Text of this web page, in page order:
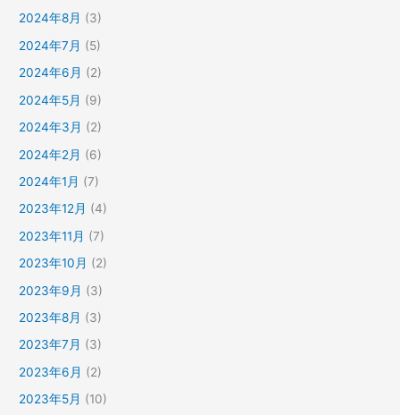
2024年8月 (3)
2024年7月 (5)
2024年6月 (2)
2024年5月 (9)
2024年3月 (2)
2024年2月 (6)
2024年1月 (7)
2023年12月 (4)
2023年11月 (7)
2023年10月 (2)
2023年9月 (3)
2023年8月 (3)
2023年7月 (3)
2023年6月 (2)
2023年5月 (10)